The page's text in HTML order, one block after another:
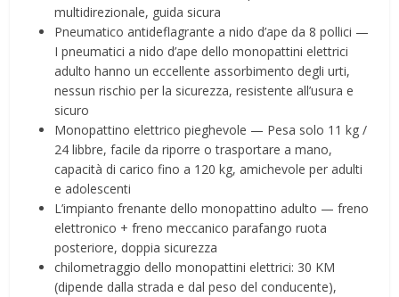
multidirezionale, guida sicura
Pneumatico antideflagrante a nido d’ape da 8 pollici —
I pneumatici a nido d’ape dello monopattini elettrici
adulto hanno un eccellente assorbimento degli urti,
nessun rischio per la sicurezza, resistente all’usura e
sicuro
Monopattino elettrico pieghevole — Pesa solo 11 kg /
24 libbre, facile da riporre o trasportare a mano,
capacità di carico fino a 120 kg, amichevole per adulti
e adolescenti
L’impianto frenante dello monopattino adulto — freno
elettronico + freno meccanico parafango ruota
posteriore, doppia sicurezza
chilometraggio dello monopattini elettrici: 30 KM
(dipende dalla strada e dal peso del conducente),